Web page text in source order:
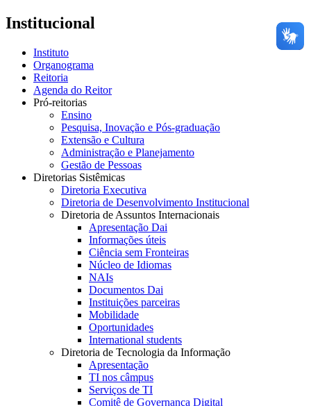
Institucional
Instituto
Organograma
Reitoria
Agenda do Reitor
Pró-reitorias
Ensino
Pesquisa, Inovação e Pós-graduação
Extensão e Cultura
Administração e Planejamento
Gestão de Pessoas
Diretorias Sistêmicas
Diretoria Executiva
Diretoria de Desenvolvimento Institucional
Diretoria de Assuntos Internacionais
Apresentação Dai
Informações úteis
Ciência sem Fronteiras
Núcleo de Idiomas
NAIs
Documentos Dai
Instituições parceiras
Mobilidade
Oportunidades
International students
Diretoria de Tecnologia da Informação
Apresentação
TI nos câmpus
Serviços de TI
Comitê de Governança Digital